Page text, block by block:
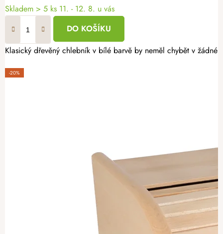
Skladem > 5 ks 11. - 12. 8. u vás
DO KOŠÍKU
Klasický dřevěný chlebník v bílé barvě by neměl chybět v
-20%